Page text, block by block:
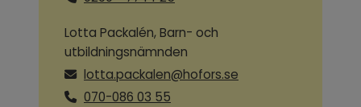
Lotta Packalén, Barn- och
utbildningsnämnden
lotta.packalen@hofors.se
070-086 03 55